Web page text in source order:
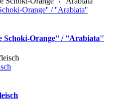
Orange'' / ''Arabiata''
Schoki-Orange'' / ''Arabiata''